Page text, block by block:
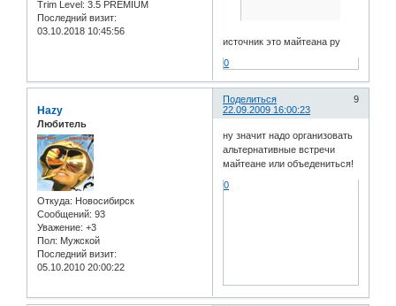
Trim Level: 3.5 PREMIUM
Последний визит:
03.10.2018 10:45:56
источник это майтеана ру
0
Поделиться
9
22.09.2009 16:00:23
Hazy
Любитель
Откуда: Новосибирск
Сообщений: 93
Уважение: +3
Пол: Мужской
Последний визит:
05.10.2010 20:00:22
ну значит надо организовать
альтернативные встречи
майтеане или объедениться!
0